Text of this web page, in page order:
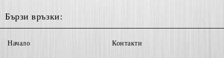
Бързи връзки:
Начало Контакти